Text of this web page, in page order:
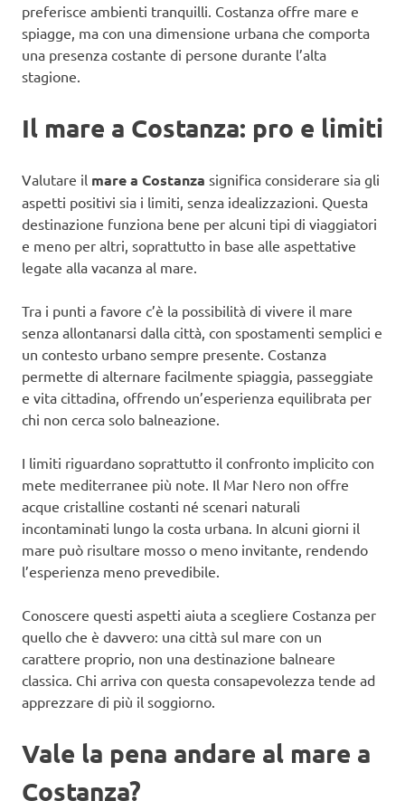
preferisce ambienti tranquilli. Costanza offre mare e
spiagge, ma con una dimensione urbana che comporta
una presenza costante di persone durante l’alta
stagione.
Il mare a Costanza: pro e limiti
Valutare il mare a Costanza significa considerare sia gli
aspetti positivi sia i limiti, senza idealizzazioni. Questa
destinazione funziona bene per alcuni tipi di viaggiatori
e meno per altri, soprattutto in base alle aspettative
legate alla vacanza al mare.
Tra i punti a favore c’è la possibilità di vivere il mare
senza allontanarsi dalla città, con spostamenti semplici e
un contesto urbano sempre presente. Costanza
permette di alternare facilmente spiaggia, passeggiate
e vita cittadina, offrendo un’esperienza equilibrata per
chi non cerca solo balneazione.
I limiti riguardano soprattutto il confronto implicito con
mete mediterranee più note. Il Mar Nero non offre
acque cristalline costanti né scenari naturali
incontaminati lungo la costa urbana. In alcuni giorni il
mare può risultare mosso o meno invitante, rendendo
l’esperienza meno prevedibile.
Conoscere questi aspetti aiuta a scegliere Costanza per
quello che è davvero: una città sul mare con un
carattere proprio, non una destinazione balneare
classica. Chi arriva con questa consapevolezza tende ad
apprezzare di più il soggiorno.
Vale la pena andare al mare a
Costanza?